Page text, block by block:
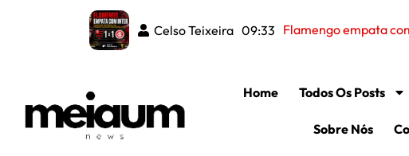
Celso Teixeira 08:37 Corinthians
Celso Teixeira 09:33
Home Todos Os Posts
Sobre Nós